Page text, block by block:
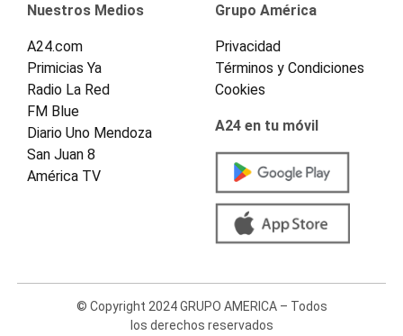
Nuestros Medios
A24.com
Primicias Ya
Radio La Red
FM Blue
Diario Uno Mendoza
San Juan 8
América TV
Grupo América
Privacidad
Términos y Condiciones
Cookies
A24 en tu móvil
© Copyright 2024 GRUPO AMERICA – Todos
los derechos reservados